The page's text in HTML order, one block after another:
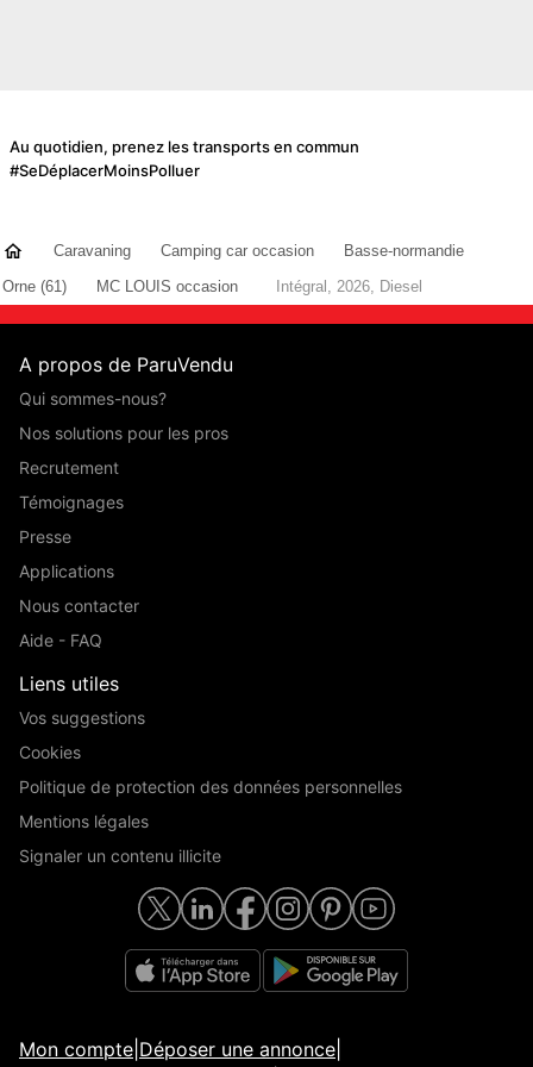
Au quotidien, prenez les transports en commun
#SeDéplacerMoinsPolluer
Caravaning Camping car occasion
Basse-normandie
Orne (61)
MC LOUIS occasion Intégral, 2026, Diesel
A propos de ParuVendu
Qui sommes-nous?
Nos solutions pour les pros
Recrutement
Témoignages
Presse
Applications
Nous contacter
Aide - FAQ
Liens utiles
Vos suggestions
Cookies
Politique de protection des données personnelles
Mentions légales
Signaler un contenu illicite
Mon compte Déposer une annonce